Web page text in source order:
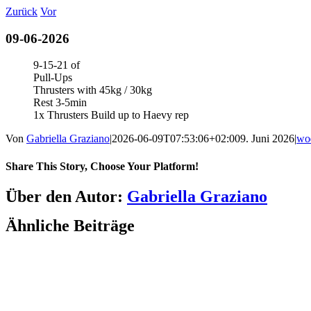
Zum
springen
Zurück Vor
09-06-2026
9-15-21 of
Pull-Ups
Thrusters with 45kg / 30kg
Rest 3-5min
1x Thrusters Build up to Haevy rep
Von Gabriella Graziano|2026-06-09T07:53:06+02:009. Juni 2026|
Share This Story, Choose Your Platform!
Facebook
LinkedIn
WhatsApp
Telegram
Tumblr
Pinterest
Vk
Xing
E-
Mail
Über den Autor: Gabriella Graziano
Ähnliche Beiträge